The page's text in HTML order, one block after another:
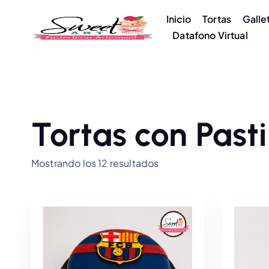
Inicio Tortas
Datafono Virtual
Tortas con
Mostrando los 12 resultadosO
n
a
d